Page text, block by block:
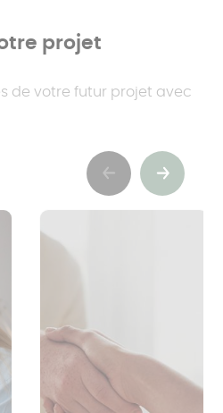
projet
de votre futur projet avec
PreviousSuivant